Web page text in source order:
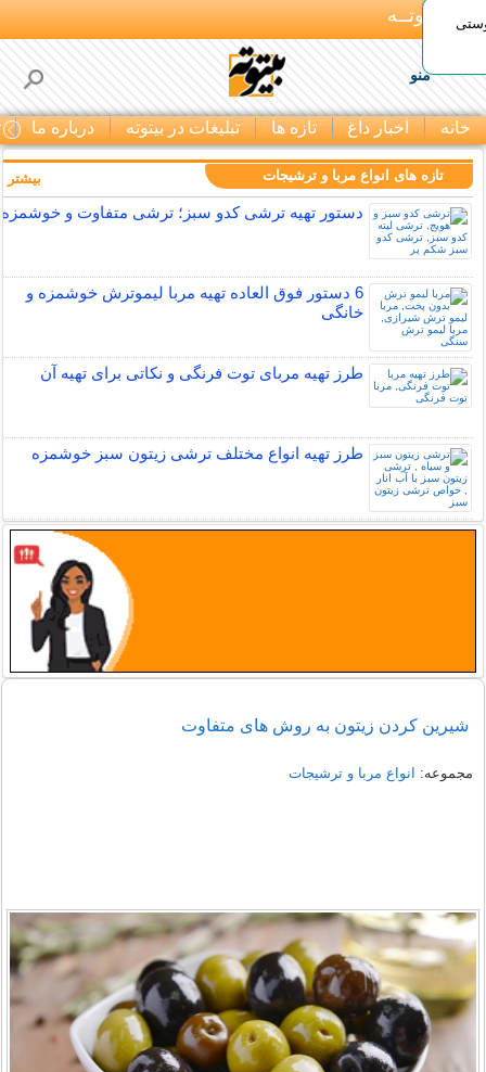
بـیتوتــه
منو
خانه اخبار داغ تازه ها تبلیغات در بیتوته درباره ما
تازه های انواع مربا و ترشیجات
دستور تهیه ترشی کدو سبز؛ ترشی متفاوت و خوشمزه
6 دستور فوق العاده تهیه مربا لیموترش خوشمزه و
خانگی
طرز تهیه مربای توت فرنگی و نکاتی برای تهیه آن
طرز تهیه انواع مختلف ترشی زیتون سبز خوشمزه
بیشتر
شيرين كردن زيتون به روش های متفاوت
مجموعه: انواع مربا و ترشیجات